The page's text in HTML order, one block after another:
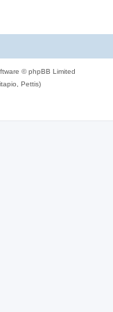
© phpBB Limited
Pettis)